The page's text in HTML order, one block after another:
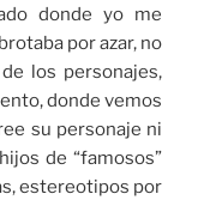
donde yo me
por azar, no
los personajes,
donde vemos
su personaje ni
de “famosos”
estereotipos por